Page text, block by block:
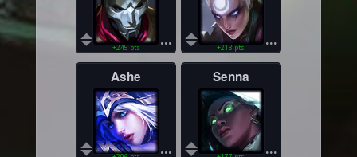
...
+245 pts ...
+213 pts
Ashe
...
Senna
...